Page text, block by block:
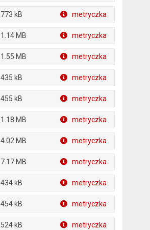
773 kB metryczka
1.14 MB metryczka
1.55 MB metryczka
435 kB metryczka
455 kB metryczka
1.18 MB metryczka
4.02 MB metryczka
7.17 MB metryczka
434 kB metryczka
454 kB metryczka
524 kB metryczka